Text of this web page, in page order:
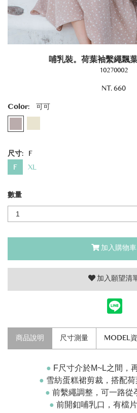
哺乳裝。荷葉袖繫繩飄
10270002
NT. 660
Color:
可可
尺寸: F
F
XL
數量
加入購物車
加入願望清
商品說明 尺寸測量 MODEL
● F尺寸介於M~L之間，
● 雪紡蛋糕裙剪裁，搭配
● 前繫繩調整，可一路從
● 前開釦哺乳口，有檔